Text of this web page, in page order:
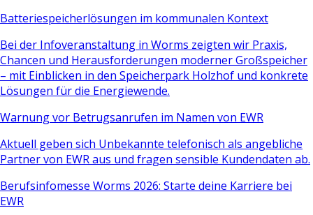
Batteriespeicherlösungen im kommunalen Kontext
Bei der Infoveranstaltung in Worms zeigten wir Praxis,
Chancen und Herausforderungen moderner Großspeicher
– mit Einblicken in den Speicherpark Holzhof und konkrete
Lösungen für die Energiewende.
Warnung vor Betrugsanrufen im Namen von EWR
Aktuell geben sich Unbekannte telefonisch als angebliche
Partner von EWR aus und fragen sensible Kundendaten ab.
Berufsinfomesse Worms 2026: Starte deine Karriere bei
EWR